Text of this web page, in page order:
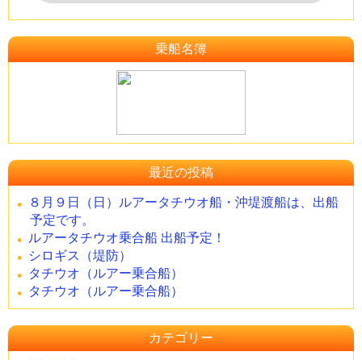
乗船名簿
最近の投稿
８月９日（日）ルアータチウオ船・沖堤渡船は、出船
予定です。
ルアータチウオ乗合船 出船予定！
シロギス（堤防）
タチウオ（ルアー乗合船）
タチウオ（ルアー乗合船）
カテゴリー